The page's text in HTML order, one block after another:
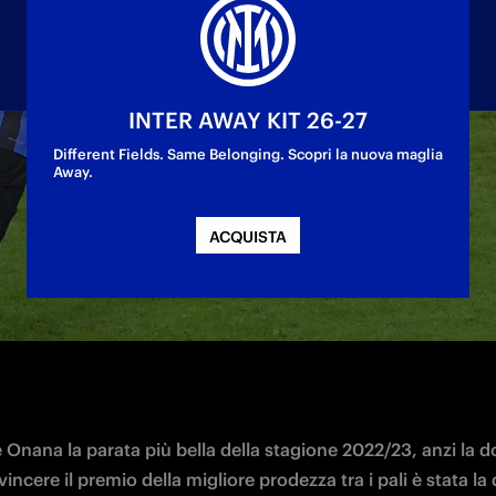
dai tifosi nerazzurri come la più della
Onana la parata più bella della stagione 2022/23, anzi la
il premio della migliore prodezza tra i pali è stata la
INTER AWAY KIT 26-27
Different Fields. Same Belonging. Scopri la nuova maglia
Away.
ACQUISTA